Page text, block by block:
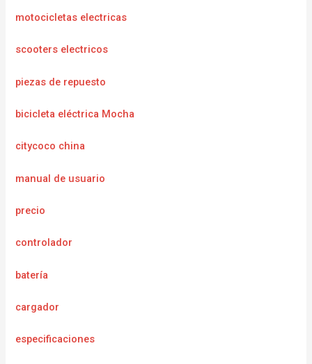
motocicletas electricas
scooters electricos
piezas de repuesto
bicicleta eléctrica Mocha
citycoco china
manual de usuario
precio
controlador
batería
cargador
especificaciones